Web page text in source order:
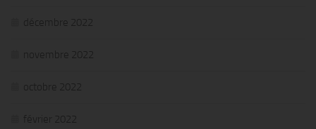
décembre 2022
novembre 2022
octobre 2022
février 2022